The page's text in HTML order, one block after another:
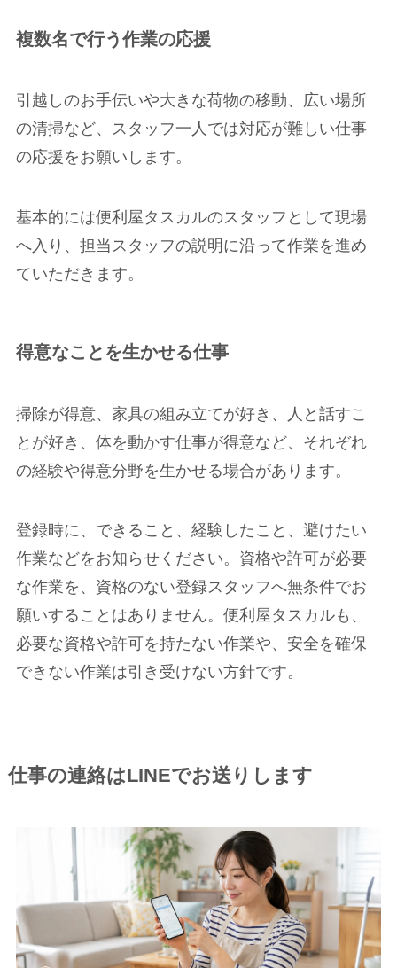
複数名で行う作業の応援
引越しのお手伝いや大きな荷物の移動、広い場所
の清掃など、スタッフ一人では対応が難しい仕事
の応援をお願いします。
基本的には便利屋タスカルのスタッフとして現場
へ入り、担当スタッフの説明に沿って作業を進め
ていただきます。
得意なことを生かせる仕事
掃除が得意、家具の組み立てが好き、人と話すこ
とが好き、体を動かす仕事が得意など、それぞれ
の経験や得意分野を生かせる場合があります。
登録時に、できること、経験したこと、避けたい
作業などをお知らせください。資格や許可が必要
な作業を、資格のない登録スタッフへ無条件でお
願いすることはありません。便利屋タスカルも、
必要な資格や許可を持たない作業や、安全を確保
できない作業は引き受けない方針です。
仕事の連絡はLINEでお送りします